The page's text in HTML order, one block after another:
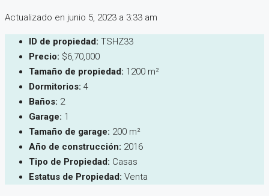
Actualizado en junio 5, 2023 a 3:33 am
ID de propiedad: TSHZ33
Precio: $6,70,000
Tamaño de propiedad: 1200 m²
Dormitorios: 4
Baños: 2
Garage: 1
Tamaño de garage: 200 m²
Año de construcción: 2016
Tipo de Propiedad: Casas
Estatus de Propiedad: Venta